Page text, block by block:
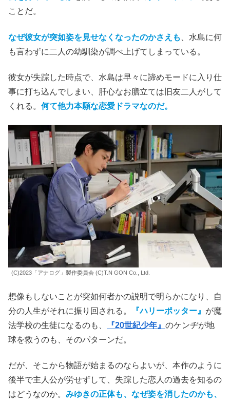
ことだ。
なぜ彼女が突如姿を見せなくなったのかさえも
、水島に何
も言わずに二人の幼馴染が調べ上げてしまっている。
彼女が失踪した時点で、水島は早々に諦めモードに入り仕
事に打ち込んでしまい、肝心なお膳立ては旧友二人がして
くれる。 何て他力本願な恋愛ドラマなのだ。
(C)2023「アナログ」製作委員会 (C)T.N GON Co., Ltd.
想像もしないことが突如何者かの説明で明らかになり、自
分の人生がそれに振り回される。
『ハリーポッター』 が魔
法学校の生徒になるのも、
『20世紀少年』 のケンヂが地
球を救うのも、そのパターンだ。
だが、そこから物語が始まるのならよいが、本作のように
後半で主人公が労せずして、失踪した恋人の過去を知るの
はどうなのか。 みゆきの正体も、なぜ姿を消したのかも、